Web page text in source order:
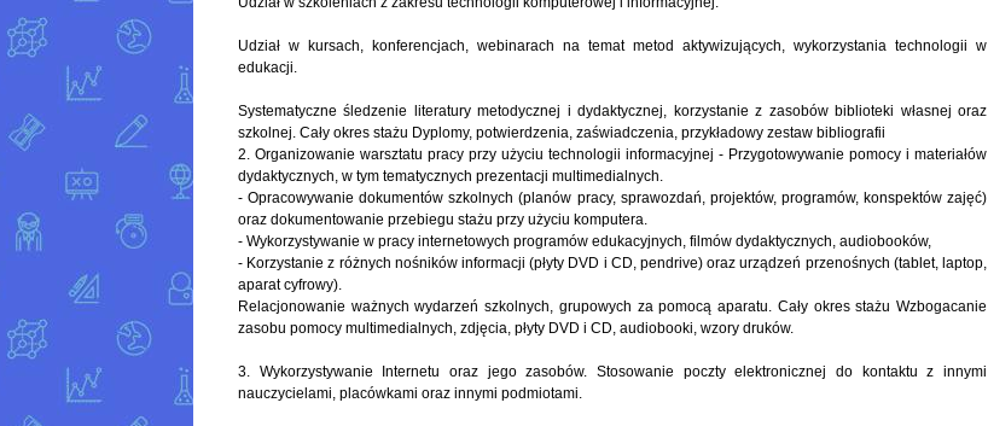
Udział w kursach, konferencjach, webinarach na temat metod aktywizujących, wykorzystania technologii w
edukacji.
Systematyczne śledzenie literatury metodycznej i dydaktycznej, korzystanie z zasobów biblioteki własnej oraz
szkolnej. Cały okres stażu Dyplomy, potwierdzenia, zaświadczenia, przykładowy zestaw bibliografii
2. Organizowanie warsztatu pracy przy użyciu technologii informacyjnej - Przygotowywanie pomocy i materiałów
dydaktycznych, w tym tematycznych prezentacji multimedialnych.
- Opracowywanie dokumentów szkolnych (planów pracy, sprawozdań, projektów, programów, konspektów zajęć)
oraz dokumentowanie przebiegu stażu przy użyciu komputera.
- Wykorzystywanie w pracy internetowych programów edukacyjnych, filmów dydaktycznych, audiobooków,
- Korzystanie z różnych nośników informacji (płyty DVD i CD, pendrive) oraz urządzeń przenośnych (tablet, laptop,
aparat cyfrowy).
Relacjonowanie ważnych wydarzeń szkolnych, grupowych za pomocą aparatu. Cały okres stażu Wzbogacanie
zasobu pomocy multimedialnych, zdjęcia, płyty DVD i CD, audiobooki, wzory druków.
3. Wykorzystywanie Internetu oraz jego zasobów. Stosowanie poczty elektronicznej do kontaktu z innymi
nauczycielami, placówkami oraz innymi podmiotami.